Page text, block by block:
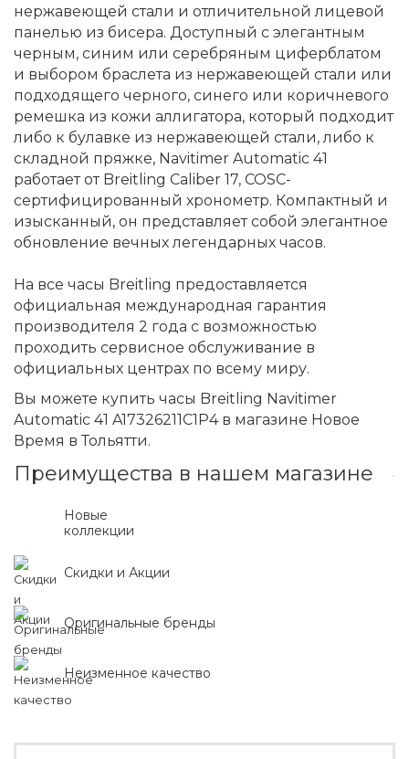
нержавеющей стали и отличительной лицевой
панелью из бисера. Доступный с элегантным
черным, синим или серебряным циферблатом
и выбором браслета из нержавеющей стали или
подходящего черного, синего или коричневого
ремешка из кожи аллигатора, который подходит
либо к булавке из нержавеющей стали, либо к
складной пряжке, Navitimer Automatic 41
работает от Breitling Caliber 17, COSC-
сертифицированный хронометр. Компактный и
изысканный, он представляет собой элегантное
обновление вечных легендарных часов.
На все часы Breitling предоставляется
официальная международная гарантия
производителя 2 года с возможностью
проходить сервисное обслуживание в
официальных центрах по всему миру.
Вы можете купить часы Breitling Navitimer
Automatic 41 A17326211C1P4 в магазине Новое
Время в Тольятти.
Преимущества в нашем магазине
Новые
коллекции
Скидки и Акции
Оригинальные бренды
Неизменное качество